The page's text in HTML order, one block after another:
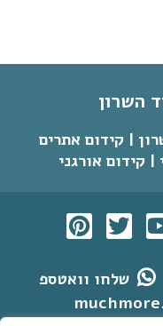
השרון
| קידום אתרים
קידום אורגני
שלחו וואטספ